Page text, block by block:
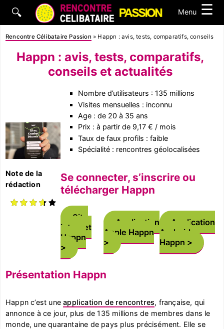
🔍 Menu ☰
Rencontre Célibataire Passion » Happn : avis, tests, comparatifs, conseils et
Happn : avis, tests, comparatifs,
conseils et actualités
Note de la
rédaction
Nombre d’utilisateurs : 135 millions
Visites mensuelles : inconnu
Age : de 20 à 35 ans
Prix : à partir de 9,17 € / mois
Taux de faux profils : faible
Spécialité : rencontres géolocalisées
Se connecter, s’inscrire ou
télécharger Happn
Site
internet
Happn
Application
Apple Happn
Application
Android
Happn
Présentation Happn
Happn c’est uneapplication de rencontres, française, qui
annonce à ce jour, plus de 135 millions de membres dans le
monde, une quarantaine de pays plus précisément. Elle se